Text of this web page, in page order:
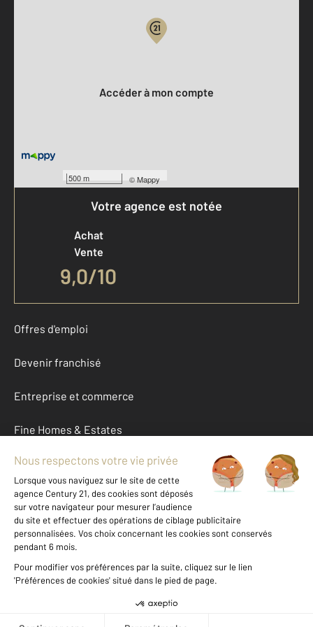
500 m ©Mappy
Accéder à mon compte
Votre agence est notée
Achat
Vente
9,0/10
Offres d'emploi
Devenir franchisé
Entreprise et commerce
Fine Homes & Estates
À propos
International
Nous contacter
Données personnelles